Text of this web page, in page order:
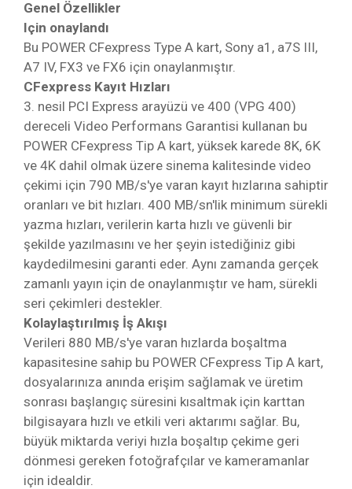
Genel Özellikler
Için onaylandı
Bu POWER CFexpress Type A kart, Sony a1, a7S III,
A7 IV, FX3 ve FX6 için onaylanmıştır.
CFexpress Kayıt Hızları
3. nesil PCI Express arayüzü ve 400 (VPG 400)
dereceli Video Performans Garantisi kullanan bu
POWER CFexpress Tip A kart, yüksek karede 8K, 6K
ve 4K dahil olmak üzere sinema kalitesinde video
çekimi için 790 MB/s'ye varan kayıt hızlarına sahiptir
oranları ve bit hızları. 400 MB/sn'lik minimum sürekli
yazma hızları, verilerin karta hızlı ve güvenli bir
şekilde yazılmasını ve her şeyin istediğiniz gibi
kaydedilmesini garanti eder. Aynı zamanda gerçek
zamanlı yayın için de onaylanmıştır ve ham, sürekli
seri çekimleri destekler.
Kolaylaştırılmış İş Akışı
Verileri 880 MB/s'ye varan hızlarda boşaltma
kapasitesine sahip bu POWER CFexpress Tip A kart,
dosyalarınıza anında erişim sağlamak ve üretim
sonrası başlangıç ​​süresini kısaltmak için karttan
bilgisayara hızlı ve etkili veri aktarımı sağlar. Bu,
büyük miktarda veriyi hızla boşaltıp çekime geri
dönmesi gereken fotoğrafçılar ve kameramanlar
için idealdir.